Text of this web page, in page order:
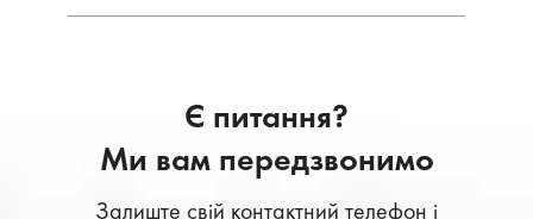
Є питання?
Ми вам передзвонимо
Залиште свій контактний телефон і